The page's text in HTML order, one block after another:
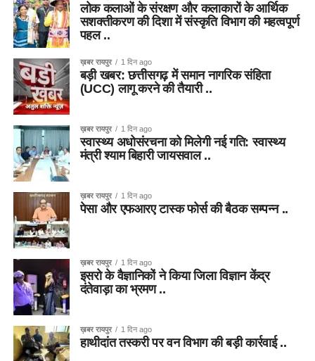
लोक कलाओं के संरक्षण और कलाकारों के आर्थिक
सशक्तीकरण की दिशा में संस्कृति विभाग की महत्वपूर्ण
पहल ..
ख़बर रायपुर 1 दिन ago
बड़ी खबर: छत्तीसगढ़ में समान नागरिक संहिता
(UCC) लागू करने की तैयारी ..
ख़बर रायपुर 1 दिन ago
स्वास्थ्य अधोसंरचना को मिलेगी नई गति: स्वास्थ्य
मंत्री श्याम बिहारी जायसवाल ..
ख़बर रायपुर 1 दिन ago
पेसा और एफआरए टास्क फोर्स की बैठक सम्पन्न ..
ख़बर रायपुर 1 दिन ago
इसरो के वैज्ञानिकों ने किया जिला विज्ञान केंद्र
दंतेवाड़ा का भ्रमण ..
ख़बर रायपुर 1 दिन ago
हाथीदांत तस्करी पर वन विभाग की बड़ी कार्रवाई ..